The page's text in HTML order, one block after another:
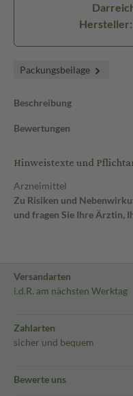
Hersteller:
Packungsbeilage
Beschreibung
Bewertungen
Hinweistexte und
Arzneimittel
Zu Risiken und
und fragen Sie Ihre Ärztin,
Versandarten
i.d.R. am nächsten Werktag
Zahlarten
sicher und bequem
Bewerte uns